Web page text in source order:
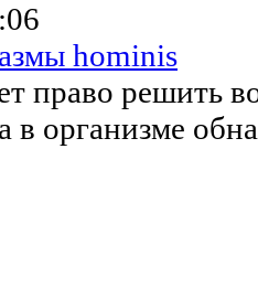
hominis
право решить
в организме